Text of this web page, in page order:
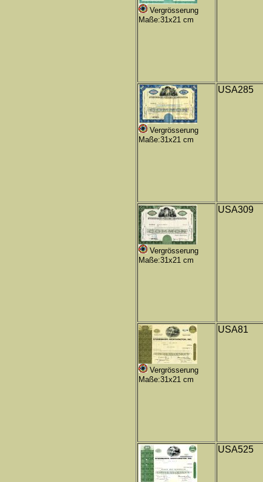
Vergrösserung
Maße:31x21 cm
Vergrösserung
Maße:31x21 cm
USA285
Vergrösserung
Maße:31x21 cm
USA309
Vergrösserung
Maße:31x21 cm
USA81
USA525